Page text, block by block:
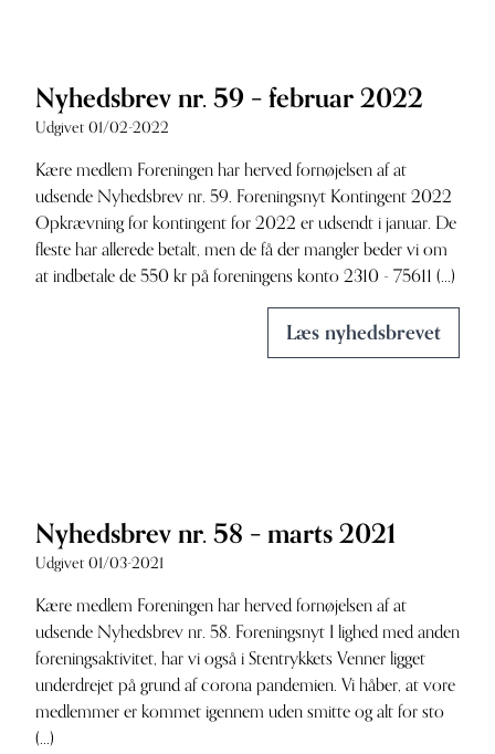
Nyhedsbrev nr. 59 – februar 2022
Udgivet 01/02-2022
Kære medlem Foreningen har herved fornøjelsen af at
udsende Nyhedsbrev nr. 59. Foreningsnyt Kontingent 2022
Opkrævning for kontingent for 2022 er udsendt i januar. De
fleste har allerede betalt, men de få der mangler beder vi om
at indbetale de 550 kr på foreningens konto 2310 - 75611 (...)
Læs nyhedsbrevet
Nyhedsbrev nr. 58 – marts 2021
Udgivet 01/03-2021
Kære medlem Foreningen har herved fornøjelsen af at
udsende Nyhedsbrev nr. 58. Foreningsnyt I lighed med anden
foreningsaktivitet, har vi også i Stentrykkets Venner ligget
underdrejet på grund af corona pandemien. Vi håber, at vore
medlemmer er kommet igennem uden smitte og alt for sto
(...)